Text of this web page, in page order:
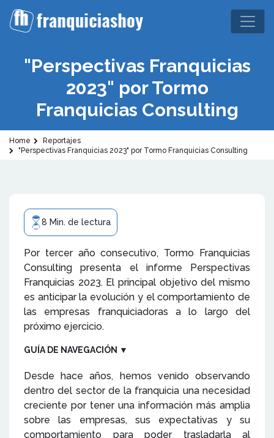
"Perspectivas Franquicias
2023" por Tormo
Franquicias Consulting
Home
Reportajes
"Perspectivas Franquicias 2023" por Tormo Franquicias Consulting
8 Min. de lectura
Por tercer año consecutivo, Tormo Franquicias
Consulting presenta el informe Perspectivas
Franquicias 2023. El principal objetivo del mismo
es anticipar la evolución y el comportamiento de
las empresas franquiciadoras a lo largo del
próximo ejercicio.
GUÍA DE NAVEGACIÓN ▼
Desde hace años, hemos venido observando
dentro del sector de la franquicia una necesidad
creciente por tener una información más amplia
sobre las empresas, sus expectativas y su
comportamiento para poder trasladarla al